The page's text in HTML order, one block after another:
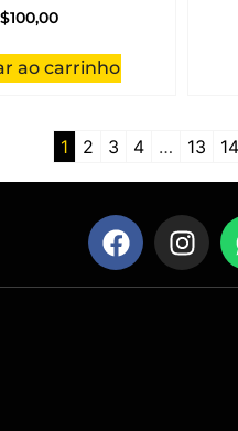
100,00
ao carrinho
1 2 3 4 … 13 14